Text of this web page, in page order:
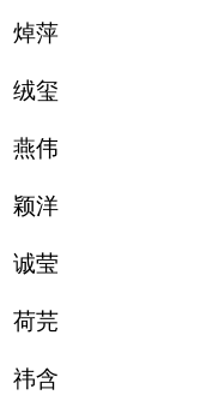
焯萍
绒玺
燕伟
颖洋
诚莹
荷芫
祎含